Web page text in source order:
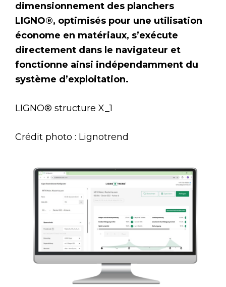
dimensionnement des planchers
LIGNO®, optimisés pour une utilisation
économe en matériaux, s’exécute
directement dans le navigateur et
fonctionne ainsi indépendamment du
système d’exploitation.
LIGNO® structure X_1
Crédit photo : Lignotrend